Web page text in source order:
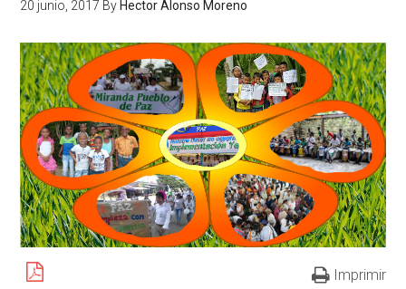
20 junio, 2017 By Hector Alonso Moreno
Imprimir